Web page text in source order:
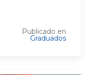
Publicado en
Graduados